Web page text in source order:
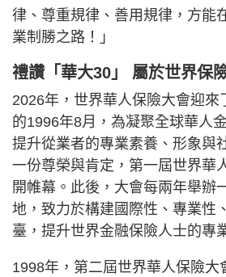
律、尊重規律、善用規律，方能
業制勝之路！」
禮讚「華大30」 屬於世界保
2026年，世界華人保險大會迎來
的1996年8月，為凝聚全球華人
提升從業者的專業素養、形象與
一份尊榮與肯定，第一屆世界華
開帷幕。此後，大會每兩年舉辦
地，致力於構建國際性、專業性
臺，提升世界金融保險人士的專
1998年，第二屆世界華人保險大